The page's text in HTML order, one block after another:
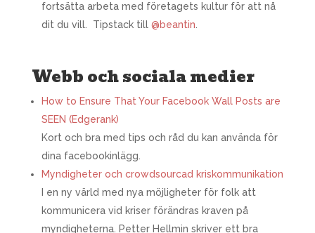
fortsätta arbeta med företagets kultur för att nå
dit du vill. Tipstack till @beantin
Webb och sociala medier
How to Ensure That Your Facebook Wall Posts are
SEEN (Edgerank)
Kort och bra med tips och råd du kan använda för
dina facebookinlägg.
Myndigheter och crowdsourcad kriskommunikation
I en ny värld med nya möjligheter för folk att
kommunicera vid kriser förändras kraven på
myndigheterna. Petter Hellmin skriver ett bra